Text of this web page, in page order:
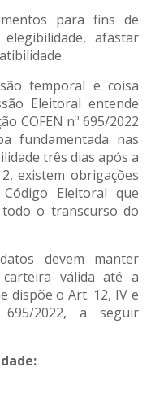
para fins de
afastar
temporal e coisa
Eleitoral entende
COFEN nº 695/2022
fundamentada nas
três dias após a
existem obrigações
Eleitoral que
o transcurso do
devem manter
válida até a
dispõe o Art. 12, IV e
2022, a seguir